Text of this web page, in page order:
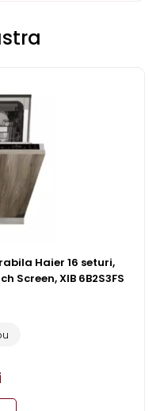
Haier 16 seturi,
Screen, XIB 6B2S3FS